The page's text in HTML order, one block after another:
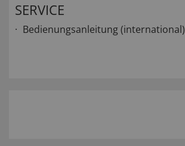
SERVICE
Bedienungsanleitung (international)